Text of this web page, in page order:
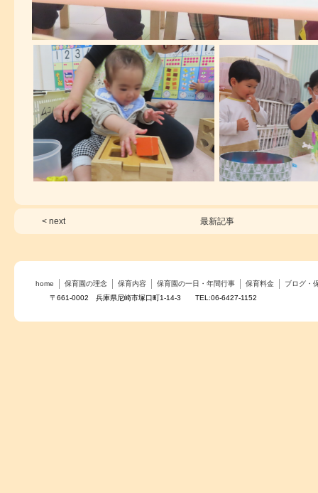
< next 最新記事
home 保育園の理念 保育内容 保育園の一日・年間行事 保育料金
ブログ・
〒661-0002 兵庫県尼崎市塚口町1-14-3 TEL:06-6427-1152